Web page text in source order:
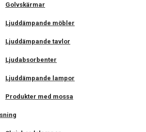
Golvskärmar
Ljuddämpande möbler
Ljuddämpande tavlor
Ljudabsorbenter
Ljuddämpande lampor
Produkter med mossa